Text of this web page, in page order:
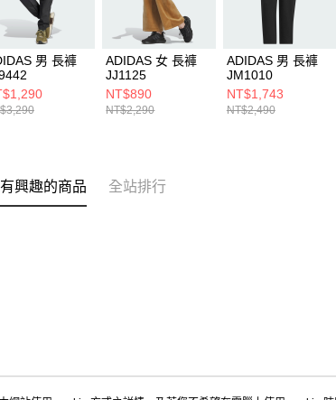
男 長褲
ADIDAS 女 長褲
JJ1125
NT$890
NT$2,290
ADIDAS 男 長褲
JM1010
NT$1,743
NT$2,490
興趣的商品 全站排行